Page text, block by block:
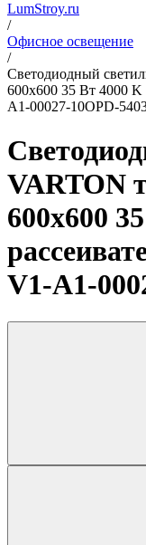
LumStroy.ru
/
Офисное освещение
/
Светодиодный
600х600 35 Вт 4000
A1-00027-10OPD-
VARTON
600х600
V1-A1-